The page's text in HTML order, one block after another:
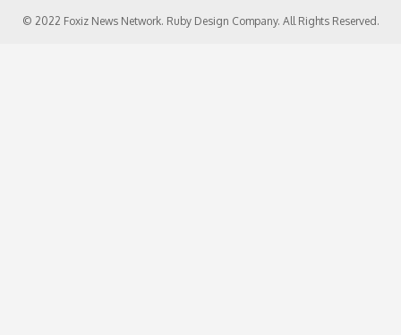
© 2022 Foxiz News Network. Ruby Design Company. All Rights Reserved.